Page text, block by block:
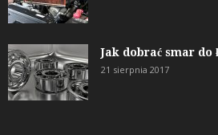
Jak dobrać smar do
21 sierpnia 2017